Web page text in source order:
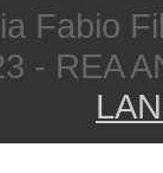
Fabio
- REA